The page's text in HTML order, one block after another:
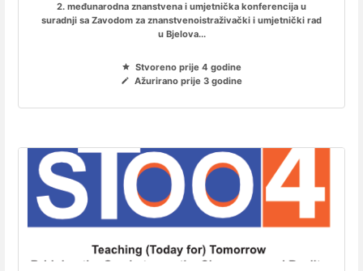
2. međunarodna znanstvena i umjetnička konferencija u
suradnji sa Zavodom za znanstvenoistraživački i umjetnički rad
u Bjelova...
Stvoreno prije 4 godine
Ažurirano prije 3 godine